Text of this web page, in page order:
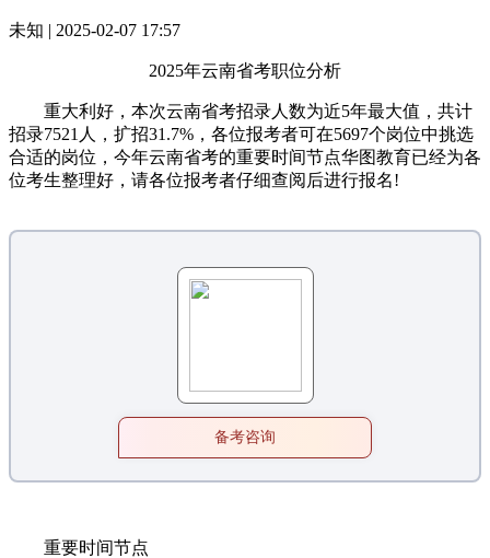
未知 | 2025-02-07 17:57
2025年云南省考职位分析
重大利好，本次云南省考招录人数为近5年最大值，共计
招录7521人，扩招31.7%，各位报考者可在5697个岗位中挑选
合适的岗位，今年云南省考的重要时间节点华图教育已经为各
位考生整理好，请各位报考者仔细查阅后进行报名!
备考咨询
重要时间节点